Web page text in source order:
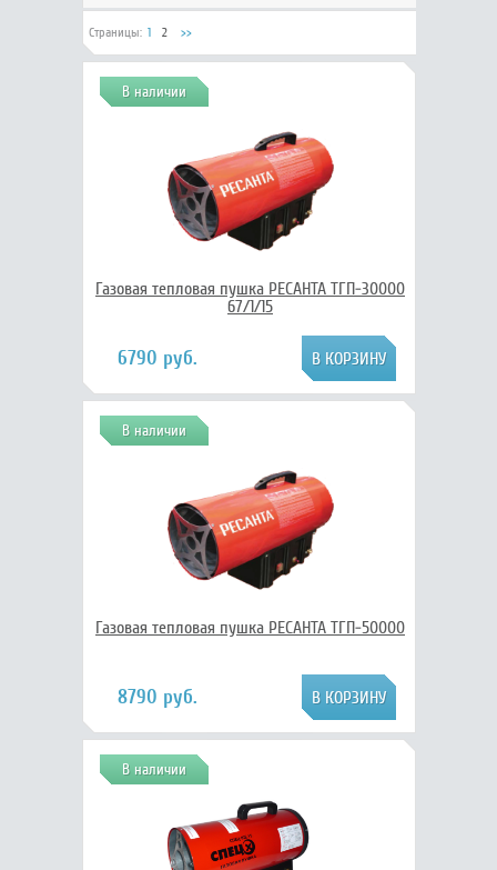
Страницы: 1 2 >>
В наличии
Газовая тепловая пушка РЕСАНТА ТГП-30000
67/1/15
6790 руб.
В наличии
Газовая тепловая пушка РЕСАНТА ТГП-50000
8790 руб.
В наличии